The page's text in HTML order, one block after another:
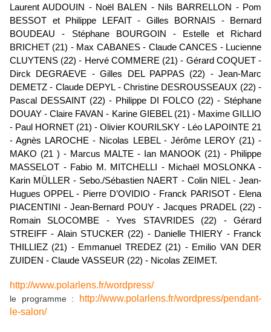
Laurent AUDOUIN - Noël BALEN - Nils BARRELLON - Pom
BESSOT et Philippe LEFAIT - Gilles BORNAIS - Bernard
BOUDEAU - Stéphane BOURGOIN - Estelle et Richard
BRICHET (21) - Max CABANES - Claude CANCES - Lucienne
CLUYTENS (22) - Hervé COMMERE (21) - Gérard COQUET -
Dirck DEGRAEVE - Gilles DEL PAPPAS (22) - Jean-Marc
DEMETZ - Claude DEPYL - Christine DESROUSSEAUX (22) -
Pascal DESSAINT (22) - Philippe DI FOLCO (22) - Stéphane
DOUAY - Claire FAVAN - Karine GIEBEL (21) - Maxime GILLIO
- Paul HORNET (21) - Olivier KOURILSKY - Léo LAPOINTE 21
- Agnès LAROCHE - Nicolas LEBEL - Jérôme LEROY (21) -
MAKO (21 ) - Marcus MALTE - Ian MANOOK (21) - Philippe
MASSELOT - Fabio M. MITCHELLI - Michaël MOSLONKA -
Karin MÜLLER - Sebo./Sébastien NAERT - Colin NIEL - Jean-
Hugues OPPEL - Pierre D’OVIDIO - Franck PARISOT - Elena
PIACENTINI - Jean-Bernard POUY - Jacques PRADEL (22) -
Romain SLOCOMBE - Yves STAVRIDES (22) - Gérard
STREIFF - Alain STUCKER (22) - Danielle THIERY - Franck
THILLIEZ (21) - Emmanuel TREDEZ (21) - Emilio VAN DER
ZUIDEN - Claude VASSEUR (22) - Nicolas ZEIMET.
http://www.polarlens.fr/wordpress/
le programme :
http://www.polarlens.fr/wordpress/pendant-
le-salon/